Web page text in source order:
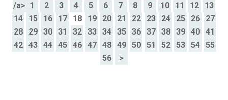
/a> 1 2 3 4 5 6 7 8 9 10 11 12
13
14
15 16 17 18 19 20 21 22 23 24 25 26
27
28
29 30 31 32 33 34 35 36 37 38 39 40
41
42
43 44 45 46 47 48 49 50 51 52 53 54
55
56
>